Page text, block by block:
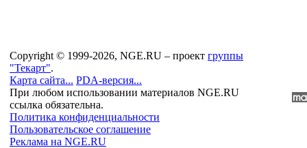
Copyright © 1999-2026, NGE.RU – проект группы
"Текарт".
Карта сайта... PDA-версия...
При любом использовании материалов NGE.RU
ссылка обязательна.
Политика конфиденциальности
Пользовательское соглашение
Реклама на NGE.RU